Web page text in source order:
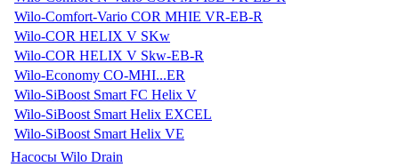
Wilo-Comfort-Vario COR MHIE VR-EB-R
Wilo-COR HELIX V SKw
Wilo-COR HELIX V Skw-EB-R
Wilo-Economy CO-MHI...ER
Wilo-SiBoost Smart FC Helix V
Wilo-SiBoost Smart Helix EXCEL
Wilo-SiBoost Smart Helix VE
Насосы Wilo Drain